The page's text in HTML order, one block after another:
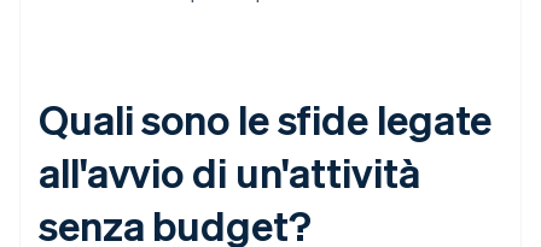
Quali sono le sfide legate
all'avvio di un'attività
senza budget?